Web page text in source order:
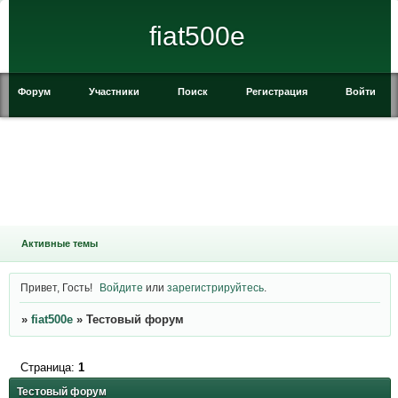
fiat500e
Форум Участники Поиск Регистрация Войти
Активные темы
Привет, Гость! Войдите илизарегистрируйтесь
» fiat500e » Тестовый форум
Тестовый форум
Страница: 1